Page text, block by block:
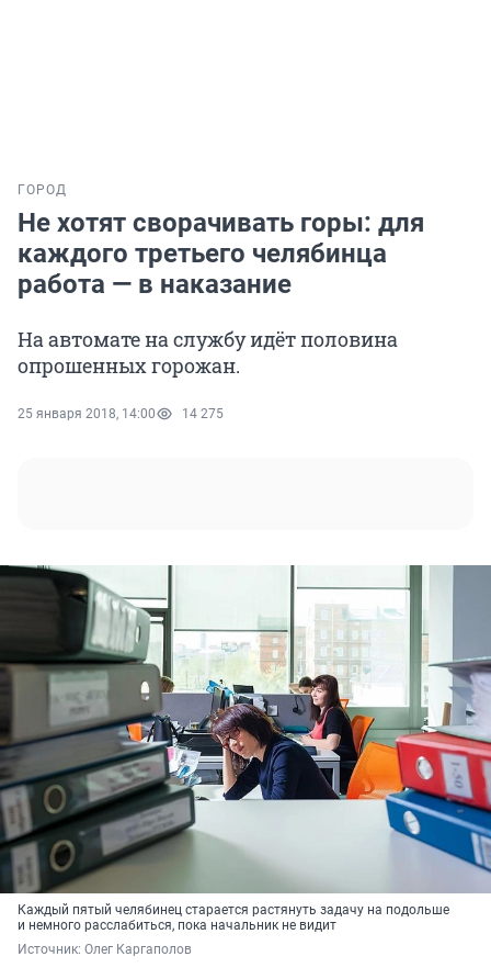
ГОРОД
Не хотят сворачивать горы: для
каждого третьего челябинца
работа — в наказание
На автомате на службу идёт половина
опрошенных горожан.
25 января 2018, 14:00 14 275
Каждый пятый челябинец старается растянуть задачу на подольше
и немного расслабиться, пока начальник не видит
Источник: Олег Каргаполов